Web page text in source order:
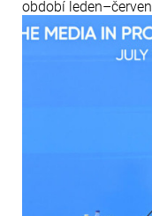
období